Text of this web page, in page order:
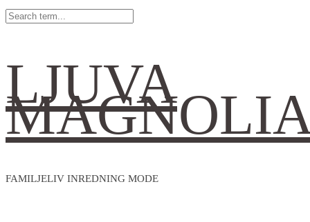
LJUVA
FAMILJELIV INREDNING MODE